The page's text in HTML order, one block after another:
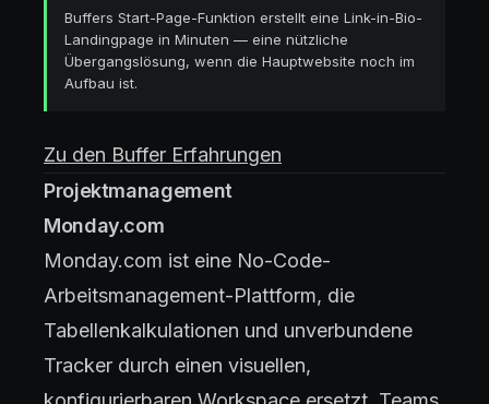
Buffers Start-Page-Funktion erstellt eine Link-in-Bio-
Landingpage in Minuten — eine nützliche
Übergangslösung, wenn die Hauptwebsite noch im
Aufbau ist.
Zu den Buffer Erfahrungen
Projektmanagement
Monday.com
Monday.com ist eine No-Code-
Arbeitsmanagement-Plattform, die
Tabellenkalkulationen und unverbundene
Tracker durch einen visuellen,